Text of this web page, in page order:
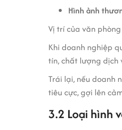
Hình ảnh
Vị trí của văn
Khi doanh nghiệp
tín, chất lượng dịch
Trái lại, nếu doanh
tiêu cực, gợi lên
3.2 Loại hình